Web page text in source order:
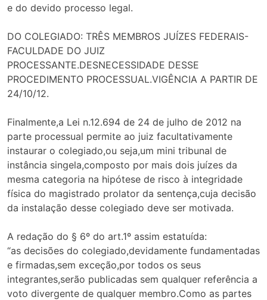
e do devido processo legal.
DO COLEGIADO: TRÊS MEMBROS JUÍZES FEDERAIS-
FACULDADE DO JUIZ
PROCESSANTE.DESNECESSIDADE DESSE
PROCEDIMENTO PROCESSUAL.VIGÊNCIA A PARTIR DE
24/10/12.
Finalmente,a Lei n.12.694 de 24 de julho de 2012 na
parte processual permite ao juiz facultativamente
instaurar o colegiado,ou seja,um mini tribunal de
instância singela,composto por mais dois juízes da
mesma categoria na hipótese de risco à integridade
física do magistrado prolator da sentença,cuja decisão
da instalação desse colegiado deve ser motivada.
A redação do § 6º do art.1º assim estatuída:
“as decisões do colegiado,devidamente fundamentadas
e firmadas,sem exceção,por todos os seus
integrantes,serão publicadas sem qualquer referência a
voto divergente de qualquer membro.Como as partes